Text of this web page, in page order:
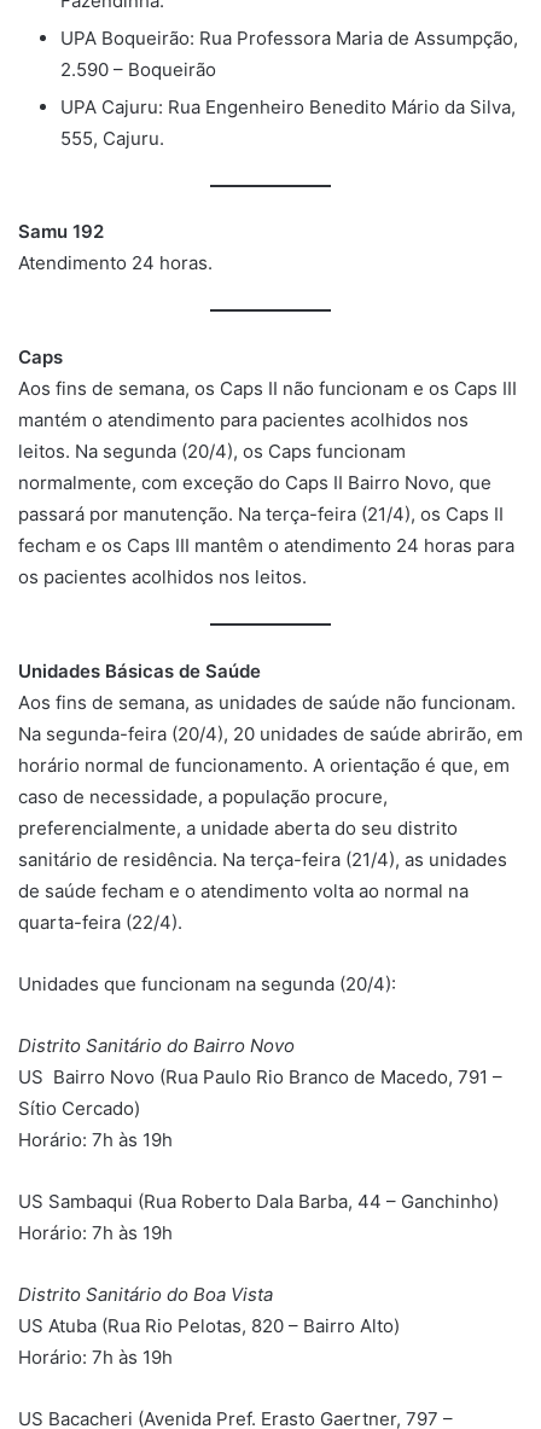
UPA Boqueirão: Rua Professora Maria de Assumpção,
2.590 – Boqueirão
UPA Cajuru: Rua Engenheiro Benedito Mário da Silva,
555, Cajuru.
Samu 192
Atendimento 24 horas.
Caps
Aos fins de semana, os Caps II não funcionam e os Caps III
mantém o atendimento para pacientes acolhidos nos
leitos. Na segunda (20/4), os Caps funcionam
normalmente, com exceção do Caps II Bairro Novo, que
passará por manutenção. Na terça-feira (21/4), os Caps II
fecham e os Caps III mantêm o atendimento 24 horas para
os pacientes acolhidos nos leitos.
Unidades Básicas de Saúde
Aos fins de semana, as unidades de saúde não funcionam.
Na segunda-feira (20/4), 20 unidades de saúde abrirão, em
horário normal de funcionamento. A orientação é que, em
caso de necessidade, a população procure,
preferencialmente, a unidade aberta do seu distrito
sanitário de residência. Na terça-feira (21/4), as unidades
de saúde fecham e o atendimento volta ao normal na
quarta-feira (22/4).
Unidades que funcionam na segunda (20/4):
Distrito Sanitário do Bairro Novo
US Bairro Novo (Rua Paulo Rio Branco de Macedo, 791 –
Sítio Cercado)
Horário: 7h às 19h
US Sambaqui (Rua Roberto Dala Barba, 44 – Ganchinho)
Horário: 7h às 19h
Distrito Sanitário do Boa Vista
US Atuba (Rua Rio Pelotas, 820 – Bairro Alto)
Horário: 7h às 19h
US Bacacheri (Avenida Pref. Erasto Gaertner, 797 –